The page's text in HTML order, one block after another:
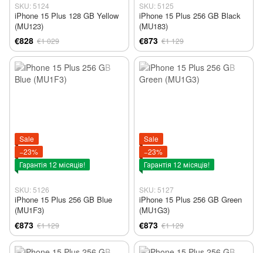
SKU: 5124
iPhone 15 Plus 128 GB Yellow
(MU123)
€828 €1 029
SKU: 5125
iPhone 15 Plus 256 GB Black
(MU183)
€873 €1 129
Sale
−23%
Гарантія 12 місяців!
SKU: 5126
iPhone 15 Plus 256 GB Blue
(MU1F3)
€873 €1 129
Sale
−23%
Гарантія 12 місяців!
SKU: 5127
iPhone 15 Plus 256 GB Green
(MU1G3)
€873 €1 129